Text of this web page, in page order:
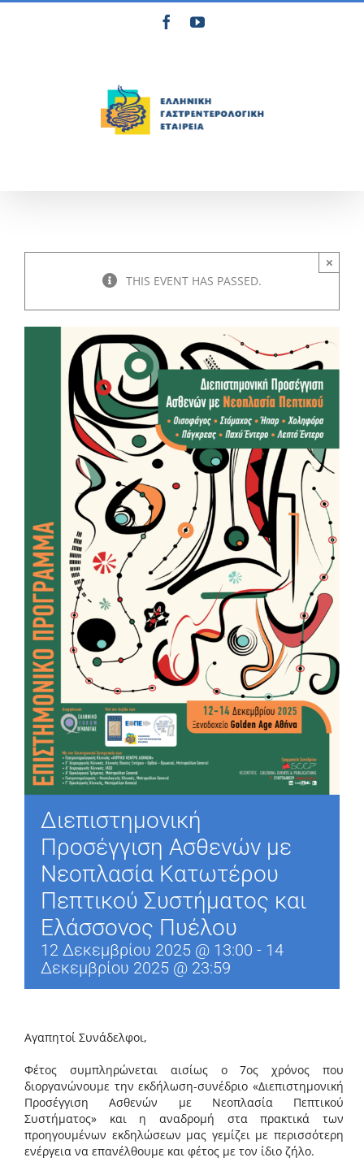
Μετάβαση
FacebookYouTube
THIS EVENT HAS PASSED.
×
Διεπιστημονική
Προσέγγιση Ασθενών με
Νεοπλασία Κατωτέρου
Πεπτικού Συστήματος και
Ελάσσονος Πυέλου
12 Δεκεμβρίου 2025 @ 13:00 - 14
Δεκεμβρίου 2025 @ 23:59
Αγαπητοί Συνάδελφοι,
Φέτος συμπληρώνεται αισίως ο 7ος χρόνος που
διοργανώνουμε την εκδήλωση-συνέδριο «Διεπιστημονική
Προσέγγιση Ασθενών με Νεοπλασία Πεπτικού
Συστήματος» και η αναδρομή στα πρακτικά των
προηγουμένων εκδηλώσεων μας γεμίζει με περισσότερη
ενέργεια να επανέλθουμε και φέτος με τον ίδιο ζήλο.